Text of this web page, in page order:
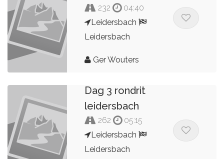
232
04:40
Leidersbach
Leidersbach
Ger Wouters
Dag 3 rondrit
leidersbach
262
05:15
Leidersbach
Leidersbach